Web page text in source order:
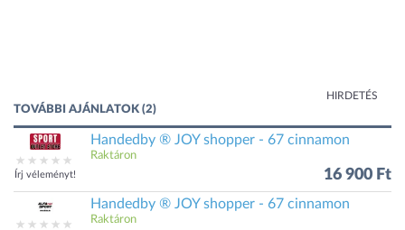
HIRDETÉS
TOVÁBBI AJÁNLATOK (2)
Írj véleményt!
Handedby ® JOY shopper - 67 cinnamon
Raktáron
16 900 Ft
Handedby ® JOY shopper - 67 cinnamon
Raktáron